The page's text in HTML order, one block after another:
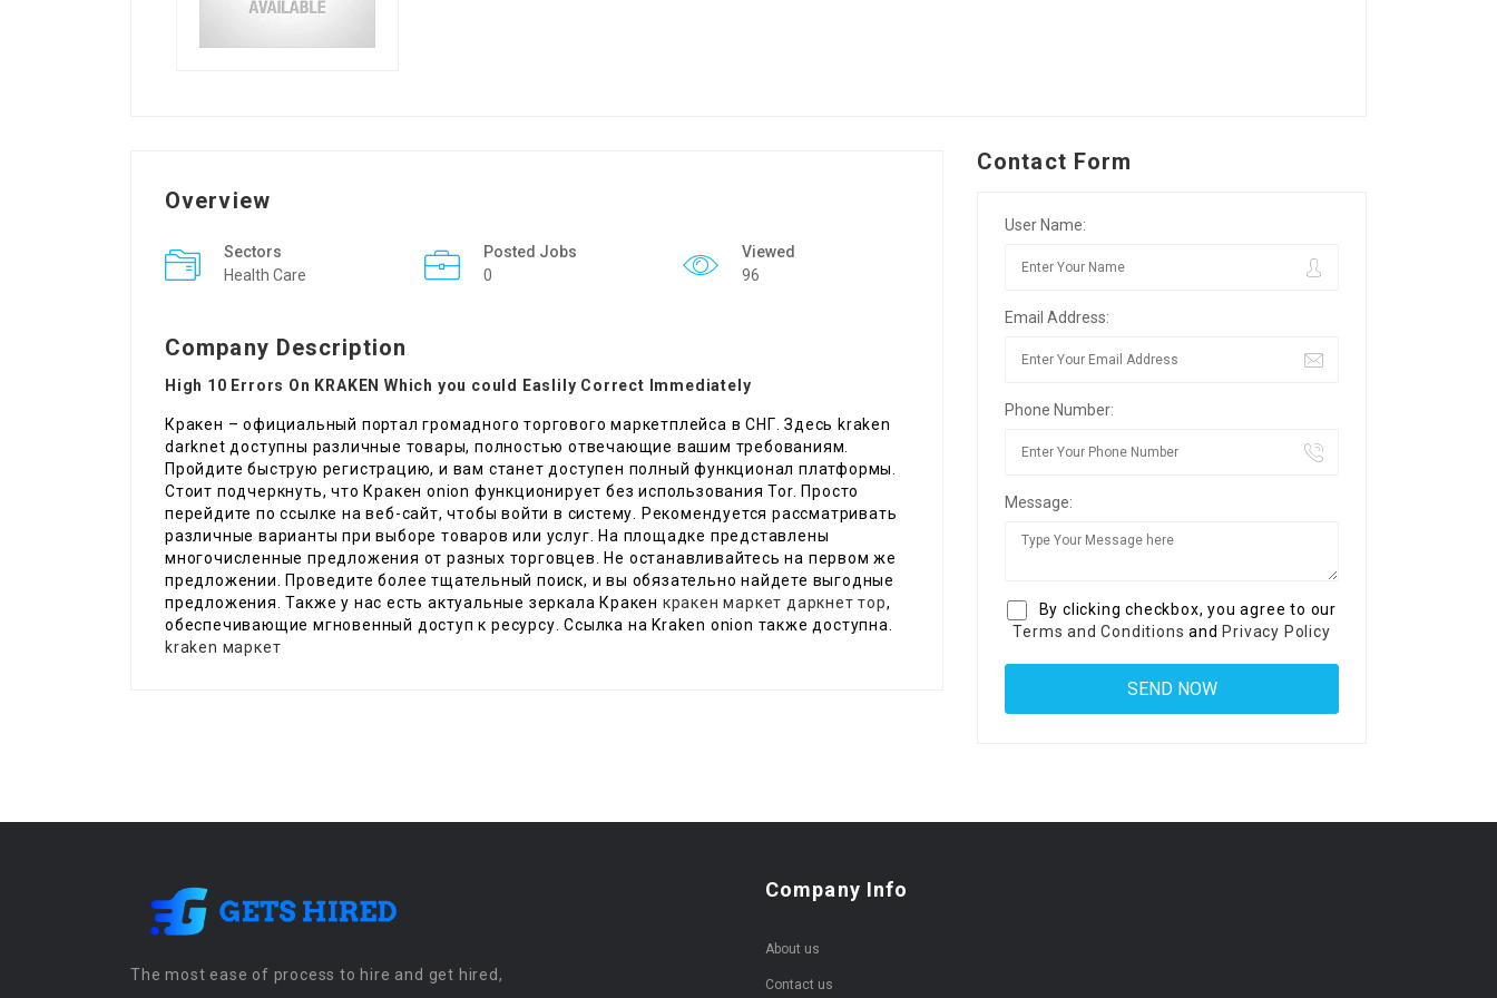
Overview
Sectors
Health Care
Posted Jobs
0
Viewed
96
Company Description
High 10 Errors On KRAKEN Which you could Easlily Correct Immediately
Кракен – официальный портал громадного торгового маркетплейса в СНГ. Здесь kraken
darknet доступны различные товары, полностью отвечающие вашим требованиям.
Пройдите быструю регистрацию, и вам станет доступен полный функционал платформы.
Стоит подчеркнуть, что Кракен onion функционирует без использования Tor. Просто
перейдите по ссылке на веб-сайт, чтобы войти в систему. Рекомендуется рассматривать
различные варианты при выборе товаров или услуг. На площадке представлены
многочисленные предложения от разных торговцев. Не останавливайтесь на первом же
предложении. Проведите более тщательный поиск, и вы обязательно найдете выгодные
предложения. Также у нас есть актуальные зеркала Кракен кракен маркет даркнет тор,
обеспечивающие мгновенный доступ к ресурсу. Ссылка на Kraken onion также доступна.
kraken маркет
Contact Form
User Name:
Email Address:
Phone Number:
Message:
By clicking checkbox, you agree to our
Terms and Conditions and Privacy Policy
The most ease of process to hire and get hired,
Company Info
About us
Contact us